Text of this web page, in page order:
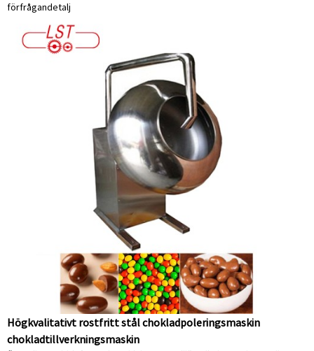
förfrågandetalj
Högkvalitativt rostfritt stål chokladpoleringsmaskin
chokladtillverkningsmaskin